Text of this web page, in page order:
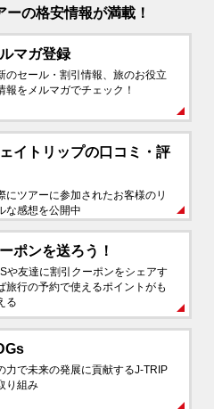
の格安情報が満載！
マガ登録
のセール・割引情報、旅のお役立
報をメルマガでチェック！
イトリップの口コミ・評
にツアーに参加されたお客様のリ
な感想を公開中
ポンを送ろう！
や友達に割引クーポンをシェアす
旅行の予約で使えるポイントがも
る
力で未来の発展に貢献するJ-TRIP
り組み